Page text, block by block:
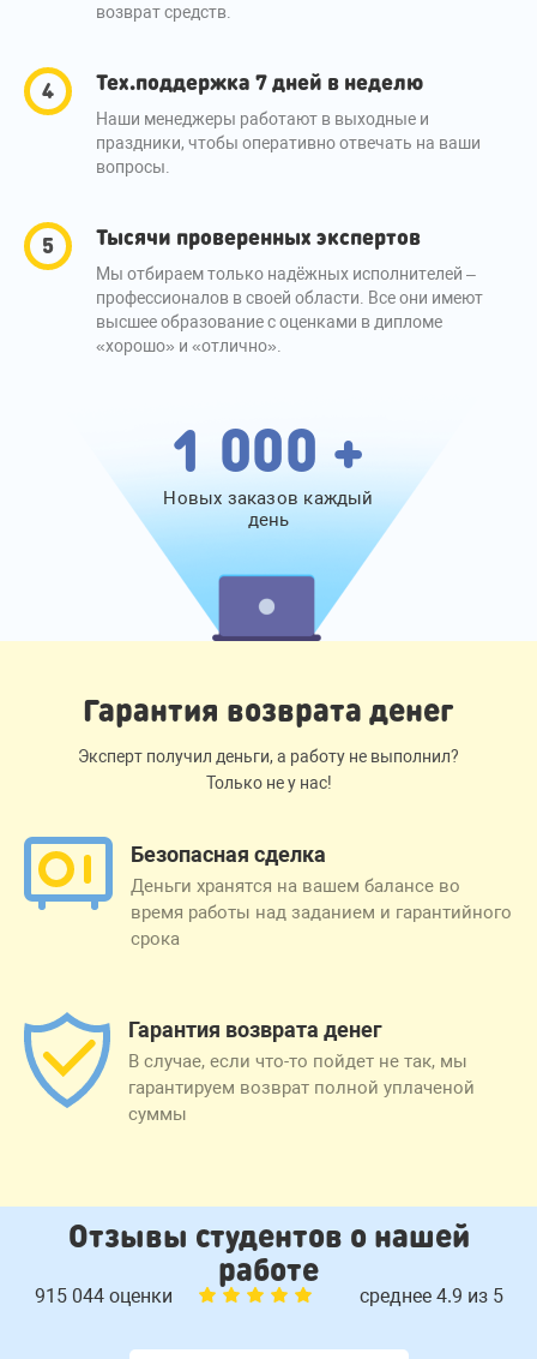
возврат средств.
Тех.поддержка 7 дней в неделю
Наши менеджеры работают в выходные и
праздники, чтобы оперативно отвечать на ваши
вопросы.
Тысячи проверенных экспертов
Мы отбираем только надёжных исполнителей –
профессионалов в своей области. Все они имеют
высшее образование с оценками в дипломе
«хорошо» и «отлично».
1 000 +
Новых заказов каждый
день
Гарантия возврата денег
Эксперт получил деньги, а работу не выполнил?
Только не у нас!
Безопасная сделка
Деньги хранятся на вашем балансе во
время работы над заданием и гарантийного
срока
Гарантия возврата денег
В случае, если что-то пойдет не так, мы
гарантируем возврат полной уплаченой
суммы
Отзывы студентов о нашей
работе
915 044 оценки среднее 4.9 из 5